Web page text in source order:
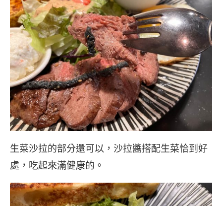
生菜沙拉的部分還可以，沙拉醬搭配生菜恰到好
處，吃起來滿健康的。